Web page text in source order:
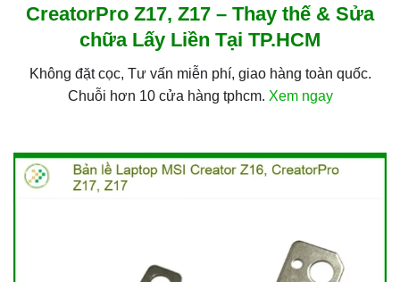
CreatorPro Z17, Z17 – Thay thế & Sửa
chữa Lấy Liền Tại TP.HCM
Không đặt cọc, Tư vấn miễn phí, giao hàng toàn quốc.
Chuỗi hơn 10 cửa hàng tphcm. Xem ngay